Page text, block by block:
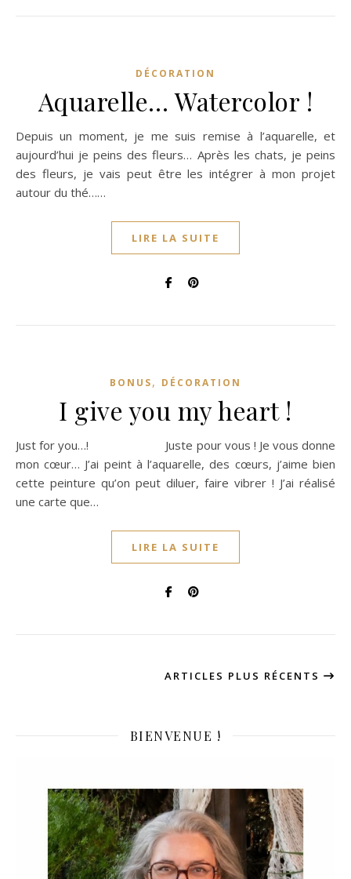
DÉCORATION
Aquarelle… Watercolor !
Depuis un moment, je me suis remise à l’aquarelle, et
aujourd’hui je peins des fleurs… Après les chats, je peins
des fleurs, je vais peut être les intégrer à mon projet
autour du thé……
LIRE LA SUITE
BONUS, DÉCORATION
I give you my heart !
Just for you…! Juste pour vous ! Je vous donne
mon cœur… J’ai peint à l’aquarelle, des cœurs, j’aime bien
cette peinture qu’on peut diluer, faire vibrer ! J’ai réalisé
une carte que…
LIRE LA SUITE
ARTICLES PLUS RÉCENTS
BIENVENUE !